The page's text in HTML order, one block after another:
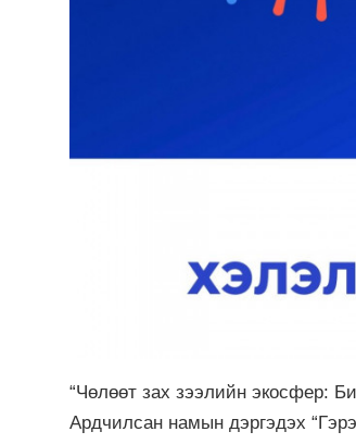
“Чөлөөт зах зээлийн экосфер:
Ардчилсан намын дэргэдэх